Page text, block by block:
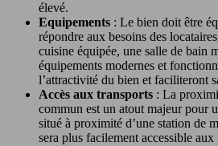
élevé.
Equipements : Le bien doit être
répondre aux besoins des
cuisine équipée, une salle de bain
équipements modernes et
l’attractivité du bien et faciliteront
Accès aux transports : La
commun est un atout majeur pour
situé à proximité d’une station de
sera plus facilement accessible